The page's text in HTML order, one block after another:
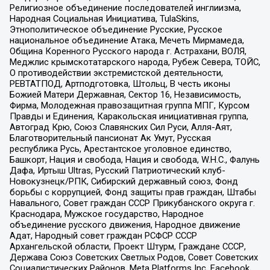
Религиозное объединение последователей инглиизма,
Народная Социальная Инициатива, TulaSkins,
Этнополитическое объединение Русские, Русское
национальное объединение Атака, Мечеть Мирмамеда,
Община Коренного Русского народа г. Астрахани, ВОЛЯ,
Меджлис крымскотатарского народа, Рубеж Севера, ТОЙС,
О противодействии экстремистской деятельности,
РЕВТАТПОД, Артподготовка, Штольц, В честь иконы
Божией Матери Державная, Сектор 16, Независимость,
Фирма, Молодежная правозащитная группа МПГ, Курсом
Правды и Единения, Каракольская инициативная группа,
Автоград Крю, Союз Славянских Сил Руси, Алля-Аят,
Благотворительный пансионат Ак Умут, Русская
республика Русь, Арестантское уголовное единство,
Башкорт, Нация и свобода, Нация и свобода, W.H.С., Фалунь
Дафа, Иртыш Ultras, Русский Патриотический клуб-
Новокузнецк/РПК, Сибирский державный союз, Фонд
борьбы с коррупцией, Фонд защиты прав граждан, Штабы
Навального, Совет граждан СССР Прикубанского округа г.
Краснодара, Мужское государство, Народное
объединение русского движения, Народное движение
Адат, Народный совет граждан РСФСР СССР
Архангельской области, Проект Штурм, Граждане СССР,
Держава Союз Советских Светлых Родов, Совет Советских